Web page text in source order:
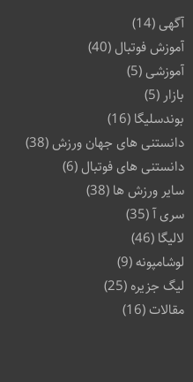
آگهی(14)
آموزش فوتبال (40)
آموزشی(5)
بازار (5)
بوندسلیگا (16)
دانستنی های جهان ورزش(38)
دانستنی های فوتبال (6)
سایر ورزش ها (38)
سری آ(35)
لالیگا (46)
لوشامپونه(9)
لیگ جزیره (25)
مقالات(16)